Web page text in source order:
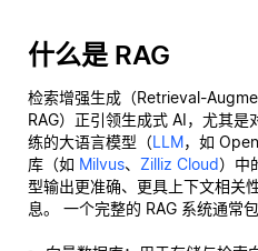
什么是 RAG
检索增强生成（Retrieval-
RAG）正引领生成式 AI，尤其
练的大语言模型（LLM，如
库（如 Milvus、 Zilliz Cloud）中
型输出更准确、更具上下文相关
息。 一个完整的 RAG 系统通常